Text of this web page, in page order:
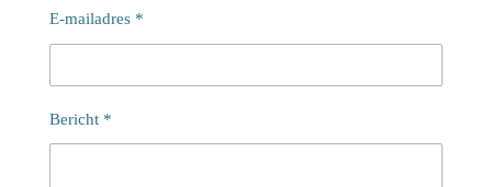
E-mailadres *
Bericht *